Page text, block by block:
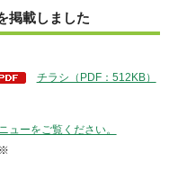
掲載しました
チラシ（PDF：512KB）
ーをご覧ください。